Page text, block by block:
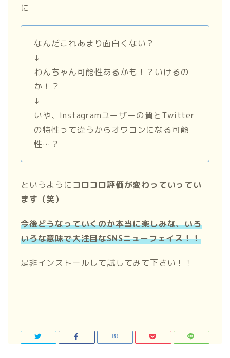
に
なんだこれあまり面白くない？
↓
わんちゃん可能性あるかも！？いけるの
か！？
↓
いや、Instagramユーザーの質とTwitter
の特性って違うからオワコンになる可能
性…？
というように コロコロ評価が変わっていってい
ます（笑）
今後どうなっていくのか本当に楽しみな、いろ
いろな意味で大注目なSNSニューフェイス！！
是非インストールして試してみて下さい！！